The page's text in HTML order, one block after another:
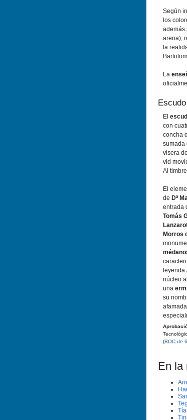
Según
los
además
arena),
la
La
El
con
concha
sumada
visera
vid
Al
El
de Dª
entrada
Tomás
Morros
leyenda
núcleo
una
su
(BOC de
En la